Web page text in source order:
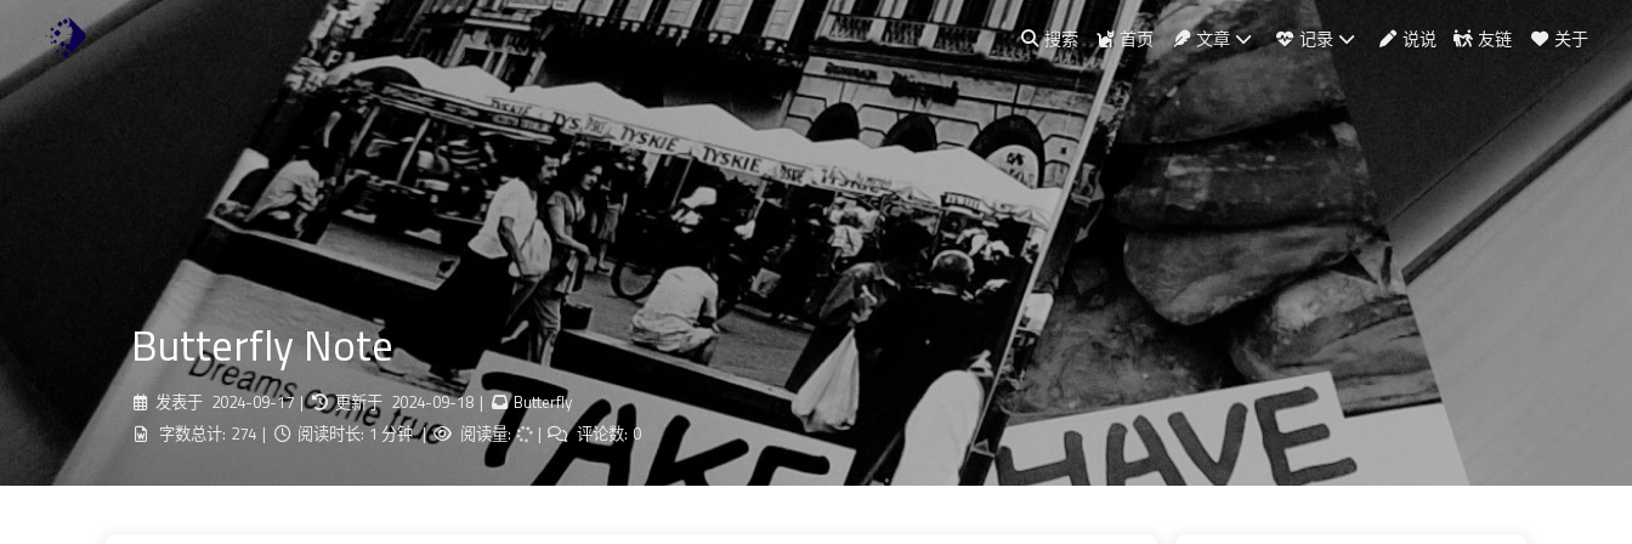
搜索 首页 文章 记录 说说 友链 关于
Butterfly Note
发表于 2024-09-17 | 更新于 2024-09-18 |
Butterfly
字数总计: 274 | 阅读时长: 1 分钟 | 阅读量: | 评论数: 0